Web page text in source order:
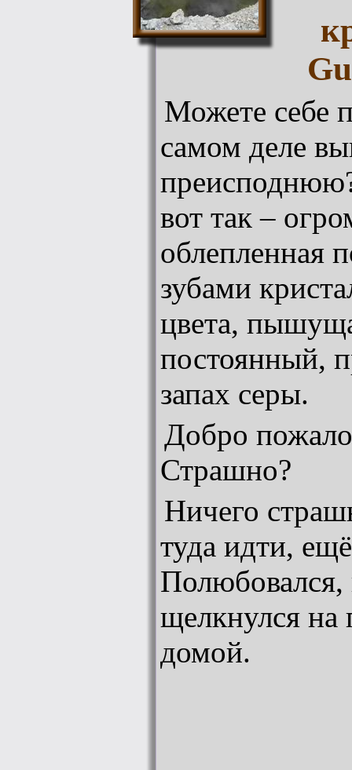
Можете себе
самом деле
вот так –
облепленная
зубами
цвета,
постоянный,
запах серы.
Добро
Страшно?
Ничего
туда идти,
щелкнулся на
домой.